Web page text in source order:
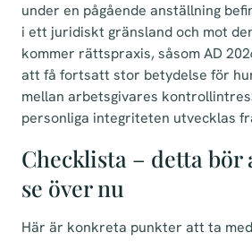
under en pågående anställning
i ett juridiskt gränsland och mot
kommer rättspraxis, såsom AD
att få fortsatt stor betydelse för
mellan arbetsgivares
personliga integriteten utvecklas
Checklista – detta bör
se över nu
Här är konkreta punkter att ta